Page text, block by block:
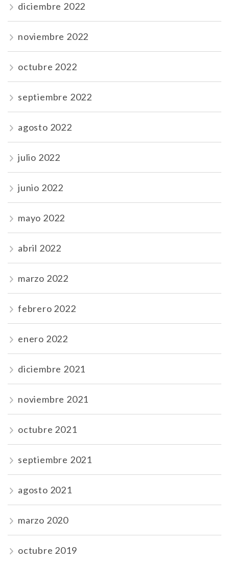
diciembre 2022
noviembre 2022
octubre 2022
septiembre 2022
agosto 2022
julio 2022
junio 2022
mayo 2022
abril 2022
marzo 2022
febrero 2022
enero 2022
diciembre 2021
noviembre 2021
octubre 2021
septiembre 2021
agosto 2021
marzo 2020
octubre 2019